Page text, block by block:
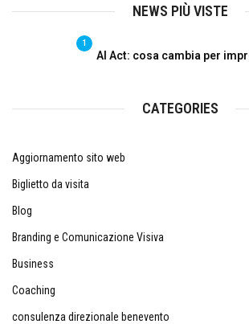
NEWS PIÙ VISTE
1
AI Act: cosa cambia per
CATEGORIES
Aggiornamento sito web
Biglietto da visita
Blog
Branding e Comunicazione Visiva
Business
Coaching
consulenza direzionale benevento